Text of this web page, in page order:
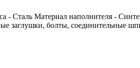
- Сталь Материал наполнителя -
заглушки, болты, соединительные